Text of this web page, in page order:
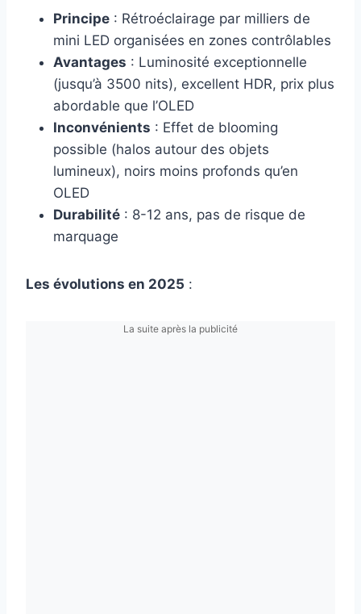
Principe : Rétroéclairage par milliers de
mini LED organisées en zones contrôlables
Avantages : Luminosité exceptionnelle
(jusqu’à 3500 nits), excellent HDR, prix plus
abordable que l’OLED
Inconvénients : Effet de blooming
possible (halos autour des objets
lumineux), noirs moins profonds qu’en
OLED
Durabilité : 8-12 ans, pas de risque de
marquage
Les évolutions en 2025 :
La suite après la publicité